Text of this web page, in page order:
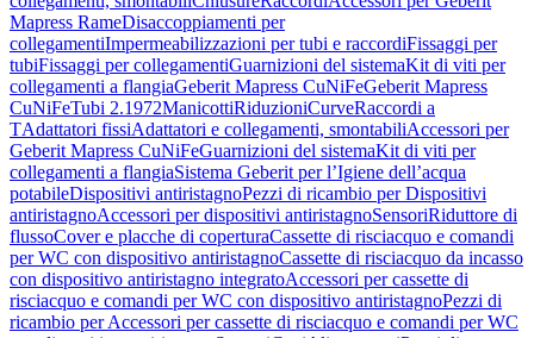
Mapress RameDisaccoppiamenti per
collegamentiImpermeabilizzazioni per tubi e raccordiFissaggi per
tubiFissaggi per collegamentiGuarnizioni del sistemaKit di viti per
collegamenti a flangiaGeberit Mapress CuNiFeGeberit Mapress
CuNiFeTubi 2.1972ManicottiRiduzioniCurveRaccordi a
TAdattatori fissiAdattatori e collegamenti, smontabiliAccessori per
Geberit Mapress CuNiFeGuarnizioni del sistemaKit di viti per
collegamenti a flangiaSistema Geberit per l’Igiene dell’acqua
potabileDispositivi antiristagnoPezzi di ricambio per Dispositivi
antiristagnoAccessori per dispositivi antiristagnoSensoriRiduttore di
flussoCover e placche di coperturaCassette di risciacquo e comandi
per WC con dispositivo antiristagnoCassette di risciacquo da incasso
con dispositivo antiristagno integratoAccessori per cassette di
risciacquo e comandi per WC con dispositivo antiristagnoPezzi di
ricambio per Accessori per cassette di risciacquo e comandi per WC